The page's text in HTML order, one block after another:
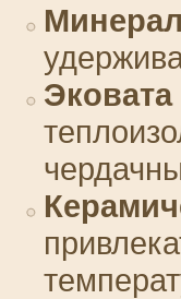
Эковата